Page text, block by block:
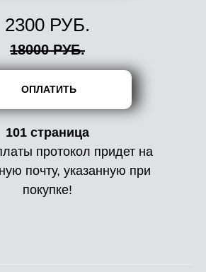
ОПЛАТИТЬ
2300 РУБ.
101 страница
протокол придет на
почту, указанную при
покупке!
18000 РУБ.